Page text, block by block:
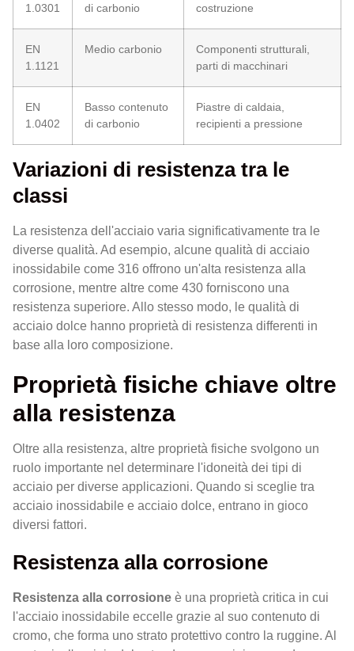
1.0301
di carbonio
costruzione
EN
1.1121
Medio carbonio
Componenti strutturali,
parti di macchinari
EN
1.0402
Basso contenuto
di carbonio
Piastre di caldaia,
recipienti a pressione
Variazioni di resistenza tra le
classi
La resistenza dell'acciaio varia significativamente tra le
diverse qualità. Ad esempio, alcune qualità di acciaio
inossidabile come 316 offrono un'alta resistenza alla
corrosione, mentre altre come 430 forniscono una
resistenza superiore. Allo stesso modo, le qualità di
acciaio dolce hanno proprietà di resistenza differenti in
base alla loro composizione.
Proprietà fisiche chiave oltre
alla resistenza
Oltre alla resistenza, altre proprietà fisiche svolgono un
ruolo importante nel determinare l'idoneità dei tipi di
acciaio per diverse applicazioni. Quando si sceglie tra
acciaio inossidabile e acciaio dolce, entrano in gioco
diversi fattori.
Resistenza alla corrosione
Resistenza alla corrosione è una proprietà critica in cui
l'acciaio inossidabile eccelle grazie al suo contenuto di
cromo, che forma uno strato protettivo contro la ruggine. Al